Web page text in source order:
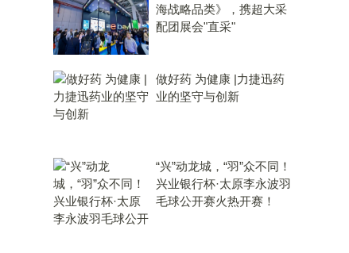
海战略品类》，携超大采
配团展会"直采"
做好药 为健康 |力捷迅药
业的坚守与创新
“兴”动龙城，“羽”众不同！
兴业银行杯·太原李永波羽
毛球公开赛火热开赛！